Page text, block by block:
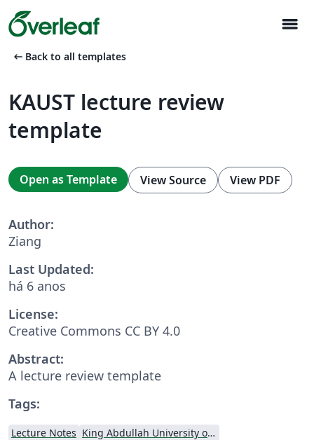
menu
arrow_left_alt Back to all templates
KAUST lecture review
template
Open as Template View Source View PDF
Author:
Ziang
Last Updated:
há 6 anos
License:
Creative Commons CC BY 4.0
Abstract:
A lecture review template
Tags:
Lecture Notes King Abdullah University of Science and Technology